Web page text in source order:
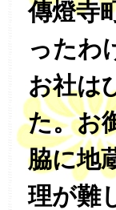
傳燈寺
ったわ
お社は
た。お
脇に地
理が難